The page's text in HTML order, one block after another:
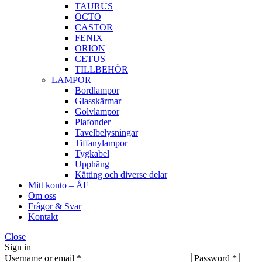
TAURUS
OCTO
CASTOR
FENIX
ORION
CETUS
TILLBEHÖR
LAMPOR
Bordlampor
Glasskärmar
Golvlampor
Plafonder
Tavelbelysningar
Tiffanylampor
Tygkabel
Upphäng
Kätting och diverse delar
Mitt konto – ÅF
Om oss
Frågor & Svar
Kontakt
Close
Sign in
Username or email * Password *